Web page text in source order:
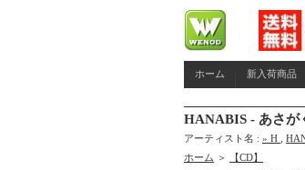
ホーム 新入荷商品
HANABIS - あさが
アーティスト名 : » H
ホーム ＞
【CD】